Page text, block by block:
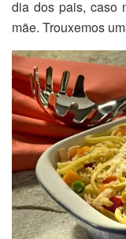
dia dos pais, caso
mãe. Trouxemos